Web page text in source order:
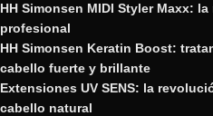
HH Simonsen MIDI Styler Maxx:
profesional
HH Simonsen Keratin Boost:
cabello fuerte y brillante
Extensiones UV SENS: la
cabello natural